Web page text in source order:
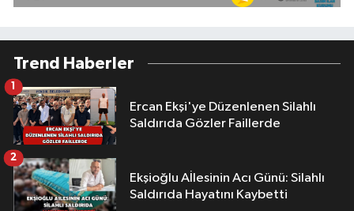
Trend Haberler
Ercan Ekşi'ye Düzenlenen Silahlı
Saldırıda Gözler Faillerde
1
Ekşioğlu Aİlesinin Acı Günü: Silahlı
Saldırıda Hayatını Kaybetti
2